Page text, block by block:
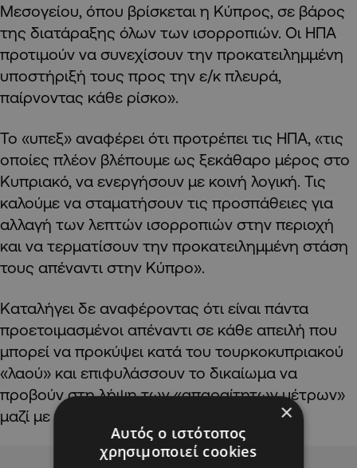
Μεσογείου, όπου βρίσκεται η Κύπρος, σε βάρος
της διατάραξης όλων των ισορροπιών. Οι ΗΠΑ
προτιμούν να συνεχίσουν την προκατειλημμένη
υποστήριξή τους προς την ε/κ πλευρά,
παίρνοντας κάθε ρίσκο».
Το «υπεξ» αναφέρει ότι προτρέπει τις ΗΠΑ, «τις
οποίες πλέον βλέπουμε ως ξεκάθαρο μέρος στο
Κυπριακό, να ενεργήσουν με κοινή λογική. Τις
καλούμε να σταματήσουν τις προσπάθειες για
αλλαγή των λεπτών ισορροπιών στην περιοχή
και να τερματίσουν την προκατειλημμένη στάση
τους απέναντι στην Κύπρο».
Καταλήγει δε αναφέροντας ότι είναι πάντα
προετοιμασμένοι απέναντι σε κάθε απειλή που
μπορεί να προκύψει κατά του τουρκοκυπριακού
«λαού» και επιφυλάσσουν το δικαίωμα να
προβούν στη λήψη των «απαραίτητων μέτρων»
μαζί με τη «μητέρα πατρίδα Τουρκία».
Advertisement
×
Αυτός ο ιστότοπος
χρησιμοποιεί cookies